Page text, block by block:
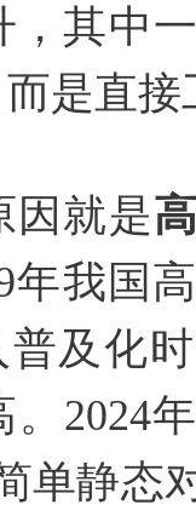
，其中
是直接
就是
年我国
普及化
2024
单静态